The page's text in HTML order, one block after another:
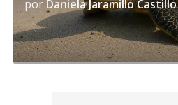
por Daniela Jaramillo Castillo